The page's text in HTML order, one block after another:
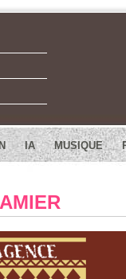
IA MUSIQUE